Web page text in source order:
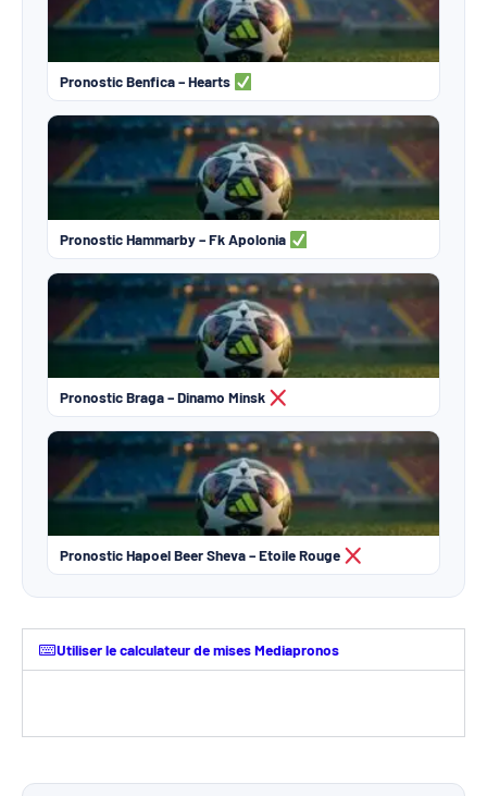
Pronostic Benfica – Hearts
Pronostic Hammarby – Fk Apolonia
Pronostic Braga – Dinamo Minsk
Pronostic Hapoel Beer Sheva – Etoile Rouge
Utiliser le calculateur de mises Mediapronos